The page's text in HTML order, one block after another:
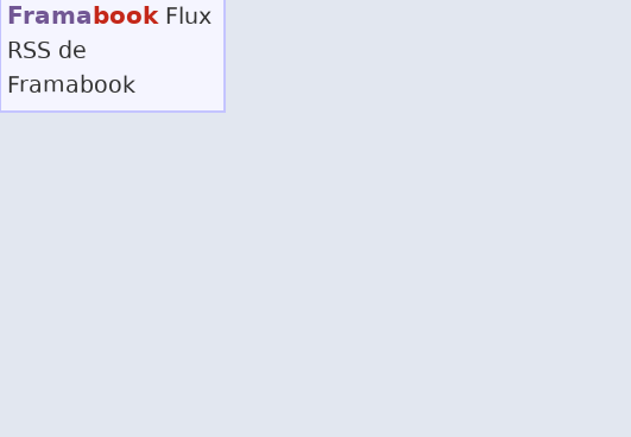
Framabook Flux
RSS de
Framabook